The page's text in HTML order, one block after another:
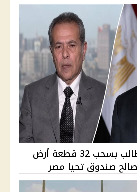
توفيق عكاشة يطالب بسحب 32 قطعة أرض
صندوق تحيا مصر